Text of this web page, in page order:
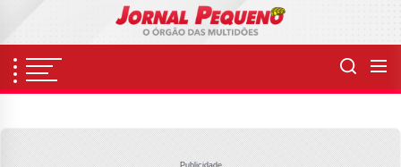
content
Publicidade